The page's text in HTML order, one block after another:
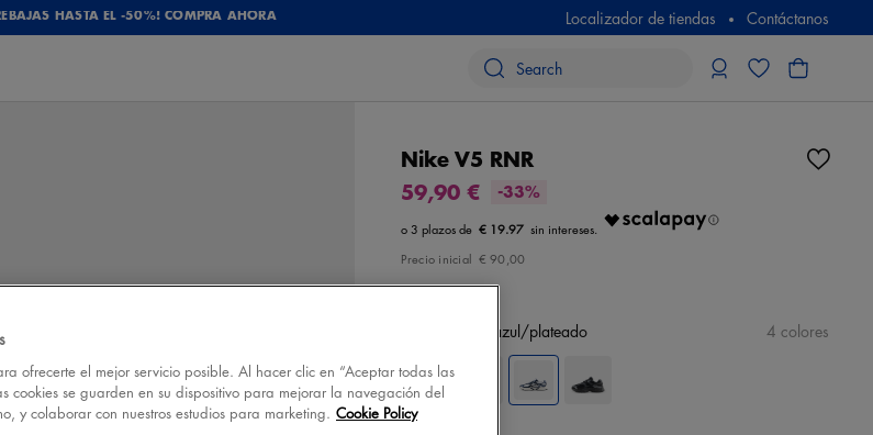
HASTA EL -50%! COMPRA AHORA Localizador de tiendas Contáctanos
Nike V5 RNR
59,90 €
-33%
€ 19.97
Precio inicial € 90,00
blanco/azul/plateado 4 colores
ofrecerte el mejor servicio posible. Al hacer clic en “Aceptar todas las
cookies se guarden en su dispositivo para mejorar la navegación del
y colaborar con nuestros estudios para marketing. Cookie Policy